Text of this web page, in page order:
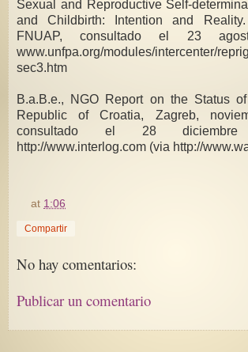
Sexual and Reproductive Self-
and Childbirth: Intention and
FNUAP, consultado el 23
www.unfpa.org/modules/intercenter/
sec3.htm
B.a.B.e., NGO Report on the Status
Republic of Croatia, Zagreb,
consultado el 28
http://www.interlog.com (via http://
at 1:06
Compartir
No hay comentarios:
Publicar un comentario